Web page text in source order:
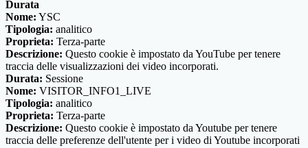
Durata
Nome: YSC
Tipologia: analitico
Proprieta: Terza-parte
Descrizione: Questo cookie è impostato da YouTube per tenere
traccia delle visualizzazioni dei video incorporati.
Durata: Sessione
Nome: VISITOR_INFO1_LIVE
Tipologia: analitico
Proprieta: Terza-parte
Descrizione: Questo cookie è impostato da Youtube per tenere
traccia delle preferenze dell'utente per i video di Youtube incorporati